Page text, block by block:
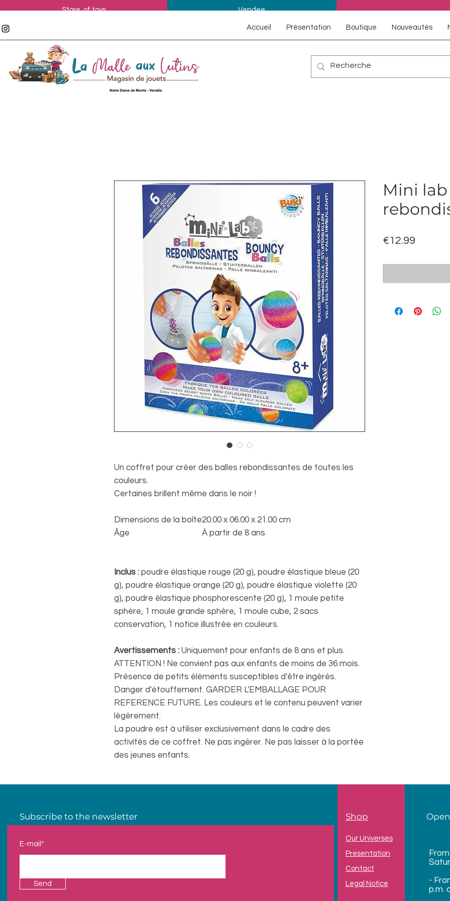
Store of toys Vendee
Accueil Présentation Boutique Nouveautés
Un coffret pour créer des balles rebondissantes de toutes les
couleurs.
Certaines brillent même dans le noir !
Dimensions de la boîte20.00 x 06.00 x 21.00 cm
Âge
À partir de 8 ans
Inclus : poudre élastique rouge (20 g), poudre élastique bleue (20
g), poudre élastique orange (20 g), poudre élastique violette (20
g), poudre élastique phosphorescente (20 g), 1 moule petite
sphère, 1 moule grande sphère, 1 moule cube, 2 sacs
conservation, 1 notice illustrée en couleurs.
Avertissements : Uniquement pour enfants de 8 ans et plus.
ATTENTION ! Ne convient pas aux enfants de moins de 36 mois.
Présence de petits éléments susceptibles d'être ingérés.
Danger d'étouffement. GARDER L'EMBALLAGE POUR
REFERENCE FUTURE. Les couleurs et le contenu peuvent varier
légèrement.
La poudre est à utiliser exclusivement dans le cadre des
activités de ce coffret. Ne pas ingérer. Ne pas laisser à la portée
des jeunes enfants.
Mini
€12.99
Subscribe to the newsletter
E-mail*
Send
Shop
Our Universes
Presentation
Contact
Legal Notice
-
p.m.